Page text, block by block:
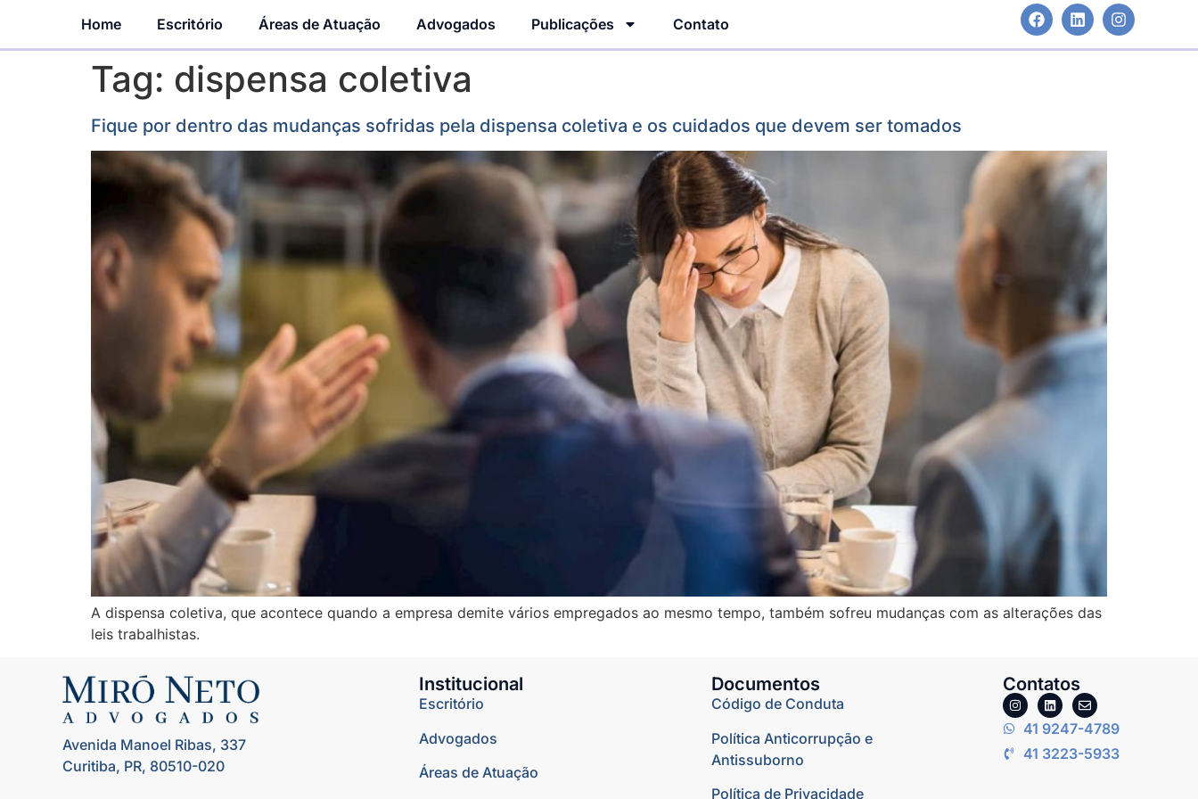
Home Escritório Áreas de Atuação Advogados Publicações Contato
Tag: dispensa coletiva
Fique por dentro das mudanças sofridas pela dispensa coletiva e os cuidados que devem ser tomados
A dispensa coletiva, que acontece quando a empresa demite vários empregados ao mesmo tempo, também sofreu mudanças com as alterações das
leis trabalhistas.
Avenida Manoel Ribas, 337
Curitiba, PR, 80510-020
Institucional
Escritório
Advogados
Áreas de Atuação
Documentos
Código de Conduta
Política Anticorrupção e
Antissuborno
Política de Privacidade
Contatos
41 9247-4789
41 3223-5933